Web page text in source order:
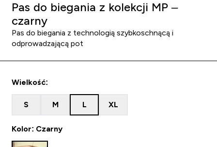
Pas do biegania z kolekcji MP –
czarny
Pas do biegania z technologią szybkoschnącą i
odprowadzającą pot
Wielkość:
S M L XL
Kolor: Czarny